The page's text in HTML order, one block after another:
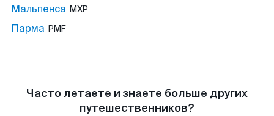
Мальпенса MXP
Парма PMF
Часто летаете и знаете больше других
путешественников?